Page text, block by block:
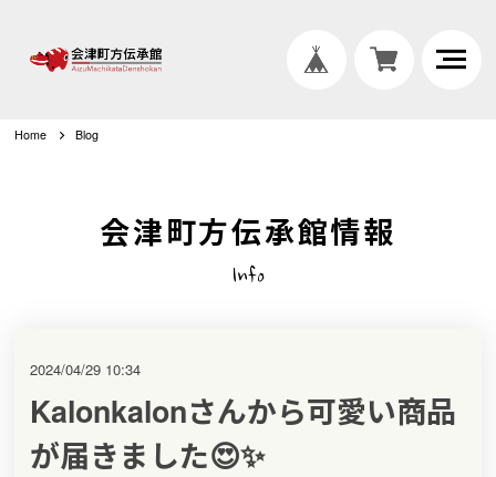
Home Blog
会津町方伝承館情報
Info
Kalonkalonさんから可愛い商品
が届きました😍✨
2024/04/29 10:34